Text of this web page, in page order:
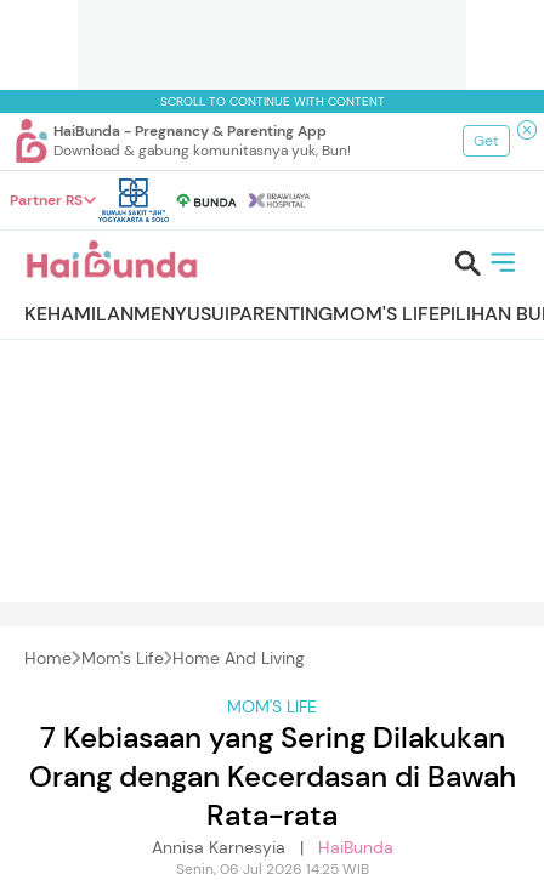
SCROLL TO CONTINUE WITH CONTENT
HaiBunda - Pregnancy & Parenting App
Download & gabung komunitasnya yuk, Bun!
Get
Partner RS
KEHAMILANMENYUSUIPARENTINGMOM'S LIFEPILIHAN
Home Mom's Life Home And Living
MOM'S LIFE
7 Kebiasaan yang Sering Dilakukan
Orang dengan Kecerdasan di Bawah
Rata-rata
Annisa Karnesyia | HaiBunda
Senin, 06 Jul 2026 14:25 WIB